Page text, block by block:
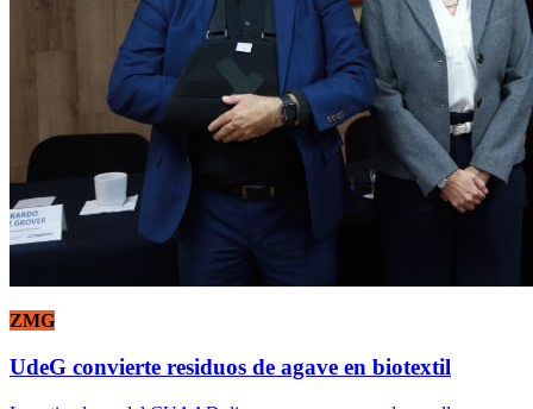
ZMG
UdeG convierte residuos de agave en biotextil